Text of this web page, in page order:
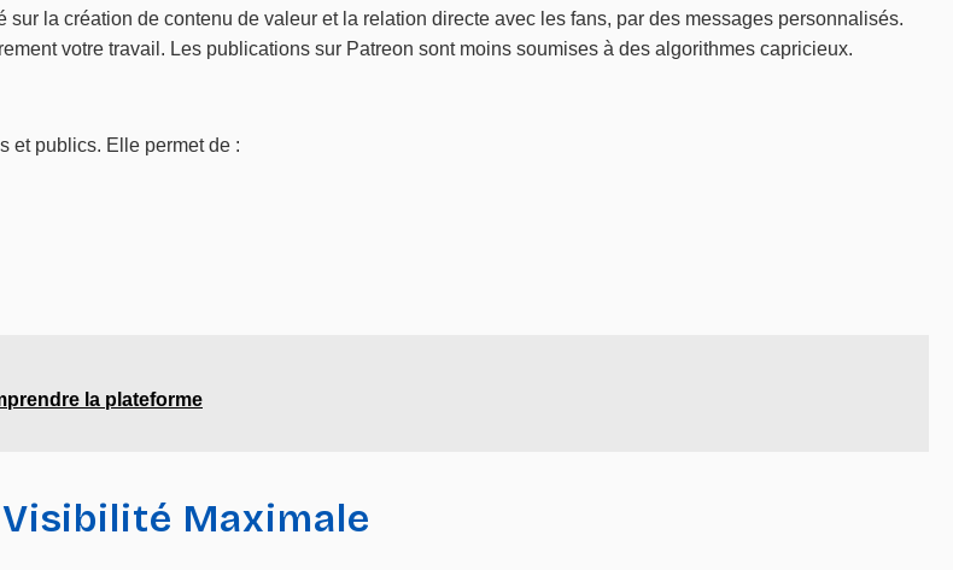
la création de contenu de valeur et la relation directe avec les fans, par des messages personnalisés.
votre travail. Les publications sur Patreon sont moins soumises à des algorithmes capricieux.
et publics. Elle permet de :
la plateforme
Maximale